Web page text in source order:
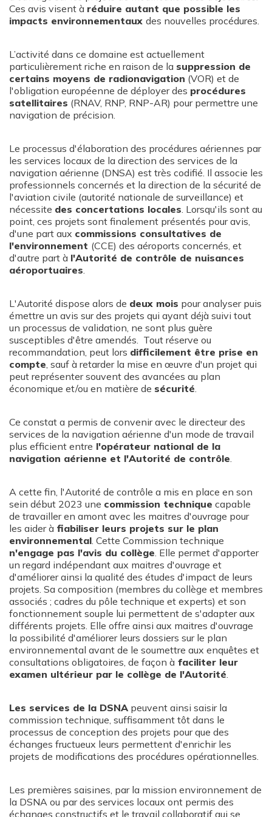
Ces avis visent à réduire autant que possible les
impacts environnementaux des nouvelles procédures.
L’activité dans ce domaine est actuellement
particulièrement riche en raison de la suppression de
certains moyens de radionavigation (VOR) et de
l'obligation européenne de déployer des procédures
satellitaires (RNAV, RNP, RNP-AR) pour permettre une
navigation de précision.
Le processus d'élaboration des procédures aériennes par
les services locaux de la direction des services de la
navigation aérienne (DNSA) est très codifié. Il associe les
professionnels concernés et la direction de la sécurité de
l'aviation civile (autorité nationale de surveillance) et
nécessite des concertations locales. Lorsqu'ils sont au
point, ces projets sont finalement présentés pour avis,
d'une part aux commissions consultatives de
l'environnement (CCE) des aéroports concernés, et
d'autre part à l'Autorité de contrôle de nuisances
aéroportuaires.
L'Autorité dispose alors de deux mois pour analyser puis
émettre un avis sur des projets qui ayant déjà suivi tout
un processus de validation, ne sont plus guère
susceptibles d'être amendés. Tout réserve ou
recommandation, peut lors difficilement être prise en
compte, sauf à retarder la mise en œuvre d'un projet qui
peut représenter souvent des avancées au plan
économique et/ou en matière de sécurité.
Ce constat a permis de convenir avec le directeur des
services de la navigation aérienne d'un mode de travail
plus efficient entre l'opérateur national de la
navigation aérienne et l'Autorité de contrôle.
A cette fin, l'Autorité de contrôle a mis en place en son
sein début 2023 une commission technique capable
de travailler en amont avec les maitres d'ouvrage pour
les aider à fiabiliser leurs projets sur le plan
environnemental. Cette Commission technique
n'engage pas l'avis du collège. Elle permet d'apporter
un regard indépendant aux maitres d'ouvrage et
d'améliorer ainsi la qualité des études d'impact de leurs
projets. Sa composition (membres du collège et membres
associés ; cadres du pôle technique et experts) et son
fonctionnement souple lui permettent de s'adapter aux
différents projets. Elle offre ainsi aux maitres d'ouvrage
la possibilité d'améliorer leurs dossiers sur le plan
environnemental avant de le soumettre aux enquêtes et
consultations obligatoires, de façon à faciliter leur
examen ultérieur par le collège de l'Autorité.
Les services de la DSNA peuvent ainsi saisir la
commission technique, suffisamment tôt dans le
processus de conception des projets pour que des
échanges fructueux leurs permettent d'enrichir les
projets de modifications des procédures opérationnelles.
Les premières saisines, par la mission environnement de
la DSNA ou par des services locaux ont permis des
échanges constructifs et le travail collaboratif qui se